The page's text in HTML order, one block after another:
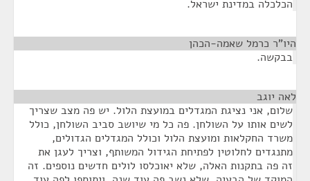
הכלכלה במדינת ישראל.
היו"ר כרמל שאמה-הכהן
בבקשה.
לאה יוגב
שלום, אני נציגת המגדלים במועצת הלול. יש פה מצב שצריך
לשים אותו על השולחן. פה כל מי שיושב סביב השולחן, כולל
משרד החקלאות ומועצת הלול וכולל המגדלים הגדולים,
מתנגדים לחלוטין לפתיחת הגידול המשותף, וצריך לעגן את
זה פה בתקנות האלה, שלא יאוכלסו לולים חדשים נוספים. זה